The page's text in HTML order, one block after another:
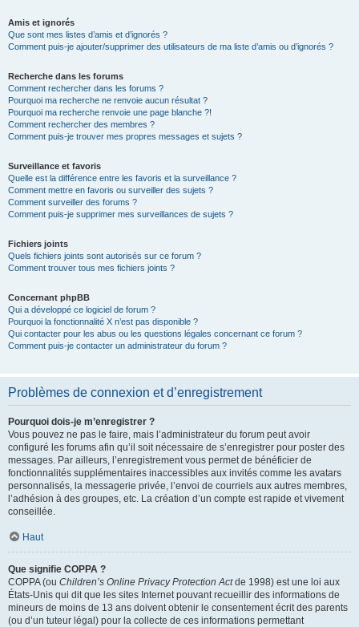
Amis et ignorés
Que sont mes listes d’amis et d’ignorés ?
Comment puis-je ajouter/supprimer des utilisateurs de ma liste d’amis ou d’ignorés ?
Recherche dans les forums
Comment rechercher dans les forums ?
Pourquoi ma recherche ne renvoie aucun résultat ?
Pourquoi ma recherche renvoie une page blanche ?!
Comment rechercher des membres ?
Comment puis-je trouver mes propres messages et sujets ?
Surveillance et favoris
Quelle est la différence entre les favoris et la surveillance ?
Comment mettre en favoris ou surveiller des sujets ?
Comment surveiller des forums ?
Comment puis-je supprimer mes surveillances de sujets ?
Fichiers joints
Quels fichiers joints sont autorisés sur ce forum ?
Comment trouver tous mes fichiers joints ?
Concernant phpBB
Qui a développé ce logiciel de forum ?
Pourquoi la fonctionnalité X n’est pas disponible ?
Qui contacter pour les abus ou les questions légales concernant ce forum ?
Comment puis-je contacter un administrateur du forum ?
Problèmes de connexion et d’enregistrement
Pourquoi dois-je m’enregistrer ?
Vous pouvez ne pas le faire, mais l’administrateur du forum peut avoir
configuré les forums afin qu’il soit nécessaire de s’enregistrer pour poster des
messages. Par ailleurs, l’enregistrement vous permet de bénéficier de
fonctionnalités supplémentaires inaccessibles aux invités comme les avatars
personnalisés, la messagerie privée, l’envoi de courriels aux autres membres,
l’adhésion à des groupes, etc. La création d’un compte est rapide et vivement
conseillée.
Haut
Que signifie COPPA ?
COPPA (ou Children’s Online Privacy Protection Actde 1998) est une loi aux
États-Unis qui dit que les sites Internet pouvant recueillir des informations de
mineurs de moins de 13 ans doivent obtenir le consentement écrit des parents
(ou d’un tuteur légal) pour la collecte de ces informations permettant